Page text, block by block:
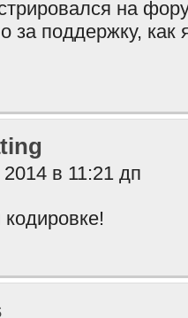
на
за поддержку, как
в 11:21 дп